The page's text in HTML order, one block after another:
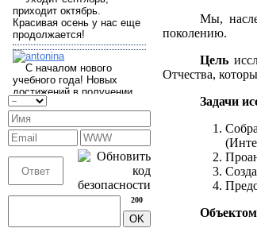
200
Мы,
поколению.
Цель
Отчества,
Задачи